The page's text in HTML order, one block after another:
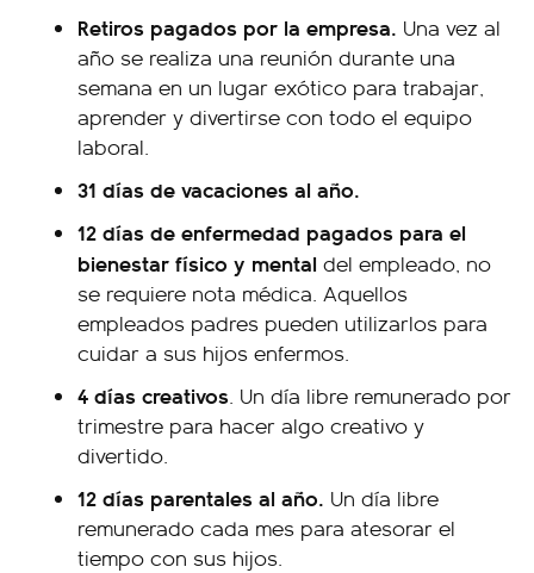
Retiros pagados por la empresa. Una vez al
año se realiza una reunión durante una
semana en un lugar exótico para trabajar,
aprender y divertirse con todo el equipo
laboral.
31 días de vacaciones al año.
12 días de enfermedad pagados para el
bienestar físico y mental del empleado, no
se requiere nota médica. Aquellos
empleados padres pueden utilizarlos para
cuidar a sus hijos enfermos.
4 días creativos. Un día libre remunerado por
trimestre para hacer algo creativo y
divertido.
12 días parentales al año. Un día libre
remunerado cada mes para atesorar el
tiempo con sus hijos.